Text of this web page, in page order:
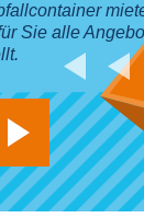
Sie alle
Suchen